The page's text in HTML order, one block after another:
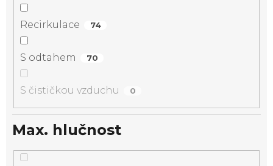
Recirkulace 74
S odtahem 70
S čističkou vzduchu 0
Max. hlučnost